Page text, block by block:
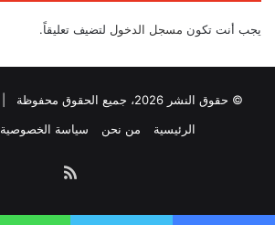
يجب أنت تكون مسجل الدخول لتضيف تعليقاً.
© حقوق النشر 2026، جميع الحقوق محفوظة |
الرئيسية
من نحن سياسة الخصوصية
ملخص
الموقع